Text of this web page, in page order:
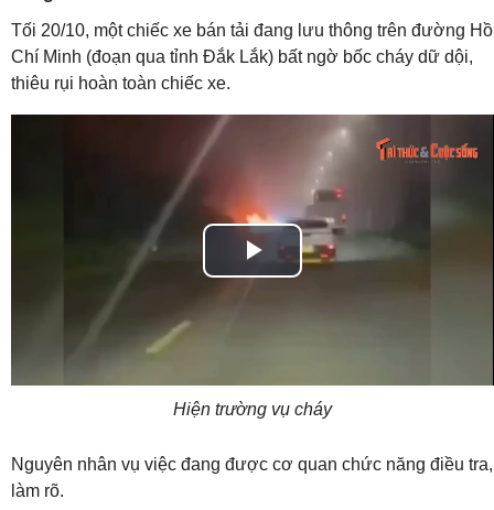
Tối 20/10, một chiếc xe bán tải đang lưu thông trên đường Hồ
Chí Minh (đoạn qua tỉnh Đắk Lắk) bất ngờ bốc cháy dữ dội,
thiêu rụi hoàn toàn chiếc xe.
Play
Video
Hiện trường vụ cháy
Nguyên nhân vụ việc đang được cơ quan chức năng điều tra,
làm rõ.